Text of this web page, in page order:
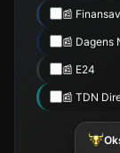
📰
📰 Dagens
📰 E24
📰 TDN